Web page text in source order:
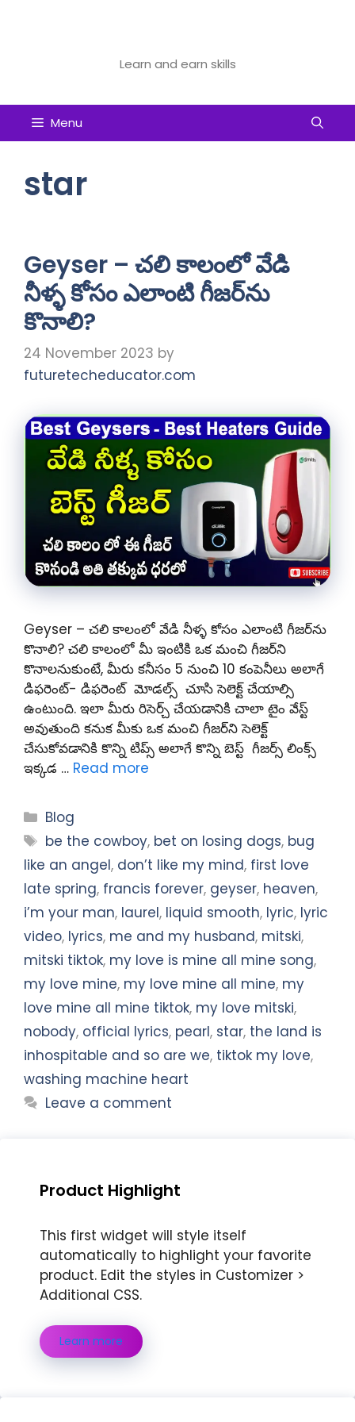
Learn and earn skills
Menu
star
Geyser – చలి కాలంలో వేడి
నీళ్ళ కోసం ఎలాంటి గీజర్‌ను
కొనాలి?
24 November 2023 by
futuretecheducator.com
Geyser – చలి కాలంలో వేడి నీళ్ళ కోసం ఎలాంటి గీజర్‌ను
కొనాలి? చలి కాలంలో మీ ఇంటికి ఒక మంచి గీజర్‌ని
కొనాలనుకుంటే, మీరు కనీసం 5 నుంచి 10 కంపెనీలు అలాగే
డిఫరెంట్- డిఫరెంట్ మోడల్స్ చూసి సెలెక్ట్ చేయాల్సి
ఉంటుంది. ఇలా మీరు రిసెర్చ్ చేయడానికి చాలా టైం వేస్ట్
అవుతుంది కనుక మీకు ఒక మంచి గీజర్‌ని సెలెక్ట్
చేసుకోవడానికి కొన్ని టిప్స్ అలాగే కొన్ని బెస్ట్ గీజర్స్ లింక్స్
ఇక్కడ … Read more
Categories
Blog
Tags
be the cowboy, bet on losing dogs, bug
like an angel, don’t like my mind, first love
late spring, francis forever, geyser, heaven,
i’m your man, laurel, liquid smooth, lyric, lyric
video, lyrics, me and my husband, mitski,
mitski tiktok, my love is mine all mine song,
my love mine, my love mine all mine, my
love mine all mine tiktok, my love mitski,
nobody, official lyrics, pearl, star, the land is
inhospitable and so are we, tiktok my love,
washing machine heart
Leave a comment
Product Highlight
This first widget will style itself
automatically to highlight your favorite
product. Edit the styles in Customizer >
Additional CSS.
Learn more